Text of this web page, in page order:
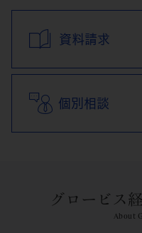
資料請求
個別相談
グロービス
About